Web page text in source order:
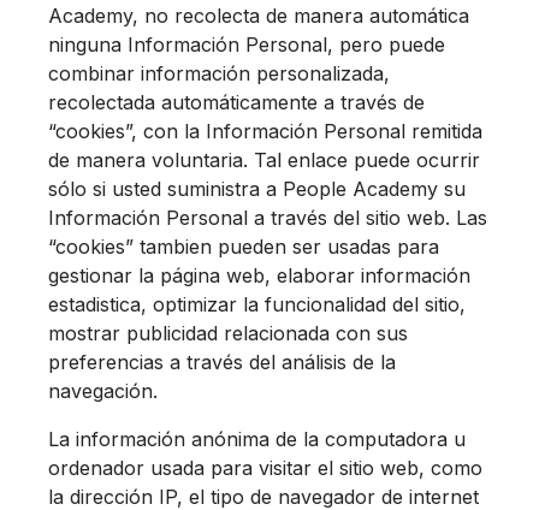
Academy, no recolecta de manera automática
ninguna Información Personal, pero puede
combinar información personalizada,
recolectada automáticamente a través de
“cookies”, con la Información Personal remitida
de manera voluntaria. Tal enlace puede ocurrir
sólo si usted suministra a People Academy su
Información Personal a través del sitio web. Las
“cookies” tambien pueden ser usadas para
gestionar la página web, elaborar información
estadistica, optimizar la funcionalidad del sitio,
mostrar publicidad relacionada con sus
preferencias a través del análisis de la
navegación.
La información anónima de la computadora u
ordenador usada para visitar el sitio web, como
la dirección IP, el tipo de navegador de internet